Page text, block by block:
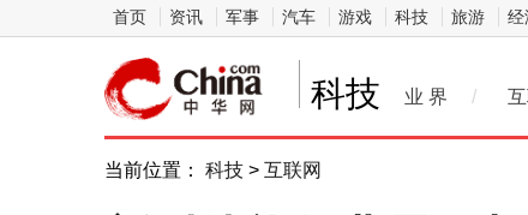
首页 资讯 军事 汽车 游戏 科技 旅游 经
科技 业 界 /
当前位置： 科技 > 互联网